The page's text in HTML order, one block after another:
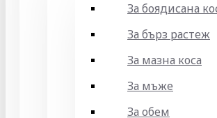
За боядисана
За бърз растеж
За мазна коса
За мъже
За обем